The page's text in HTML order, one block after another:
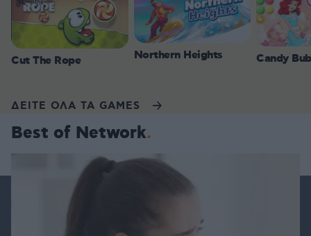
Cut The Rope Northern Heights Candy
ΔΕΙΤΕ ΟΛΑ ΤΑ GAMES
Best of Network